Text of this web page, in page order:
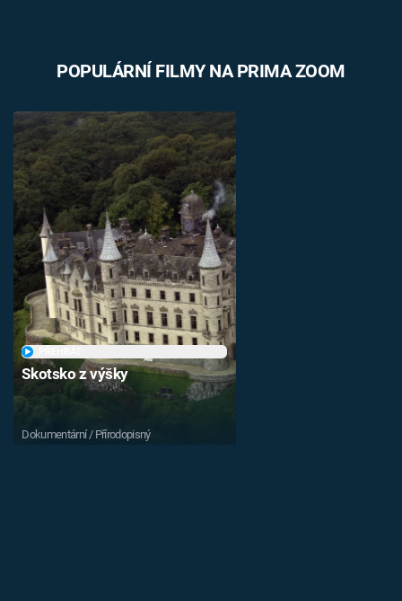
POPULÁRNÍ FILMY NA PRIMA ZOOM
Skotsko z výšky
Dokumentární / Přírodopisný